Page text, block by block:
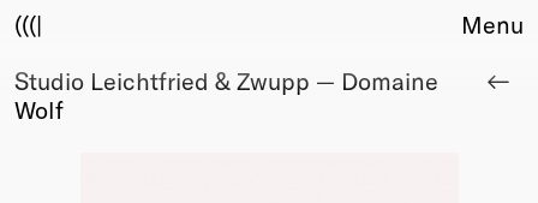
(((|
About
Club
Menu
Studio Leichtfried & Zwupp — Domaine
Wolf